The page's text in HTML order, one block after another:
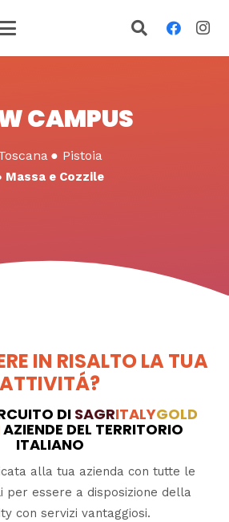
CAMPUS
● Pistoia
Massa e Cozzile
IN RISALTO LA TUA
ATTIVITÁ?
DI SAGRITALYGOLD
AZIENDE DEL TERRITORIO
ITALIANO
alla tua azienda con tutte le
per essere a disposizione della
con servizi vantaggiosi.